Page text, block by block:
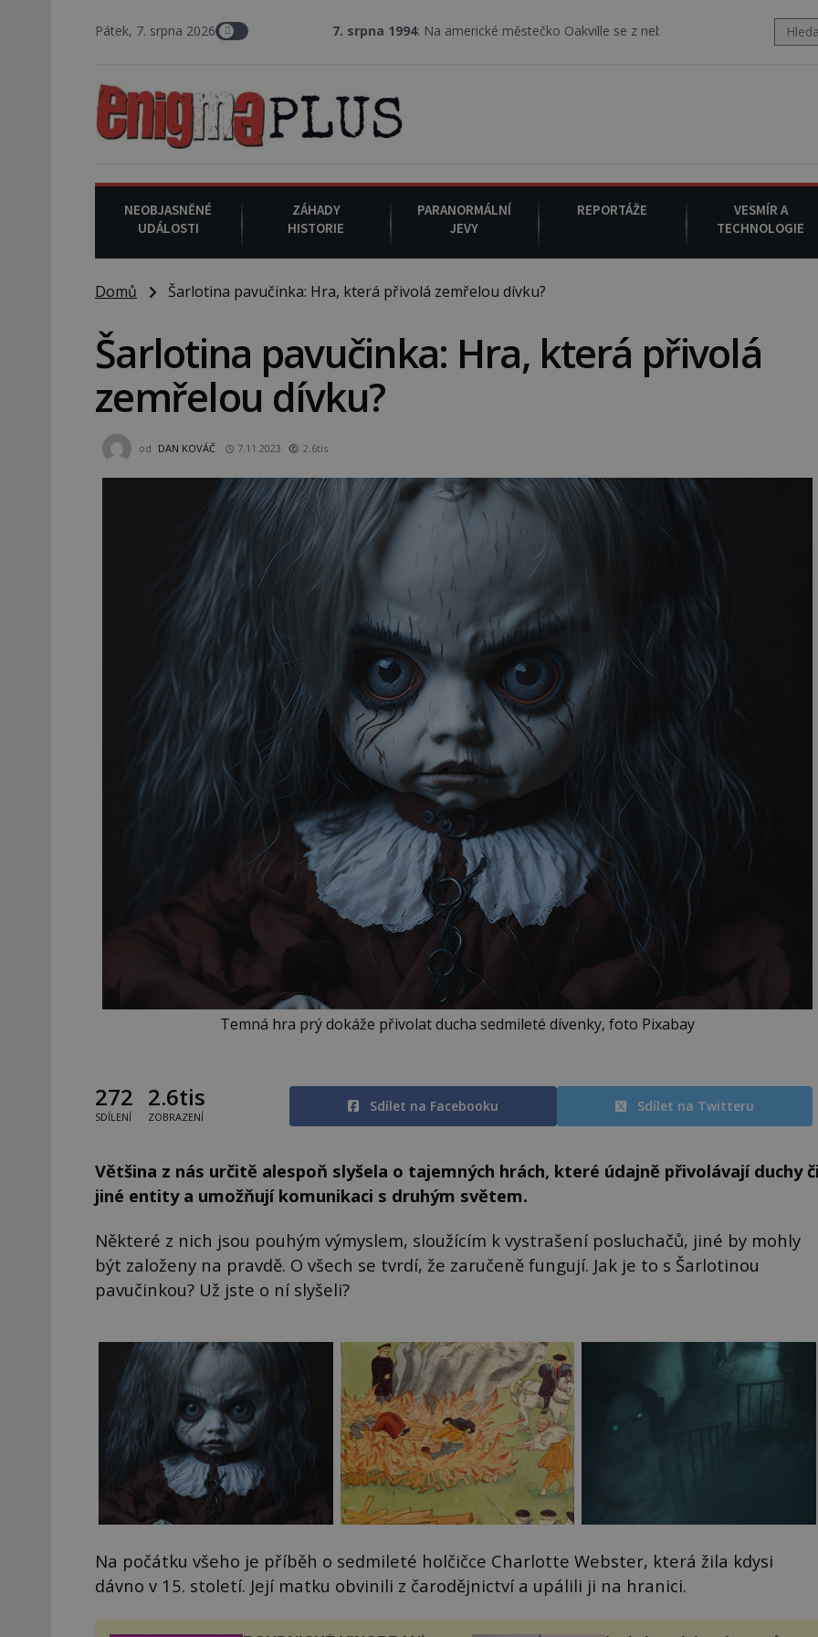
Pátek, 7. srpna 2026 7. srpna 1994 : Na americké městečko Oakville se z nebe snáší podivná rosolovitá látka
NEOBJASNĚNÉ
UDÁLOSTI
ZÁHADY
HISTORIE
PARANORMÁLNÍ
JEVY
REPORTÁŽE
VESMÍR A
TECHNOLOGIE
Domů Šarlotina pavučinka: Hra, která přivolá zemřelou dívku?
Šarlotina pavučinka: Hra, která přivolá
zemřelou dívku?
od DAN KOVÁČ 7.11.2023 2.6tis
Temná hra prý dokáže přivolat ducha sedmileté dívenky, foto Pixabay
272
SDÍLENÍ
2.6tis
ZOBRAZENÍ
Sdílet na Facebooku Sdílet na Twitteru
Většina z nás určitě alespoň slyšela o tajemných hrách, které údajně přivolávají duchy
jiné entity a umožňují komunikaci s druhým světem.
Některé z nich jsou pouhým výmyslem, sloužícím k vystrašení posluchačů, jiné by mohly
být založeny na pravdě. O všech se tvrdí, že zaručeně fungují. Jak je to s Šarlotinou
pavučinkou? Už jste o ní slyšeli?
Na počátku všeho je příběh o sedmileté holčičce Charlotte Webster, která žila kdysi
dávno v 15. století. Její matku obvinili z čarodějnictví a upálili ji na hranici.